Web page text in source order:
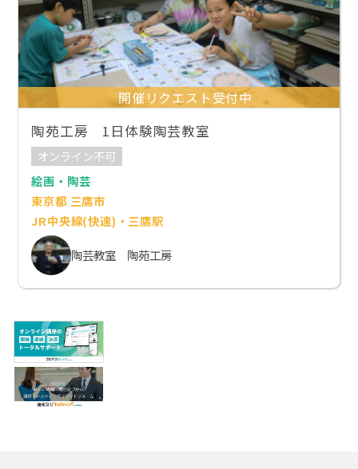
開催リクエスト受付中
陶苑工房 1日体験陶芸教室
オンライン不可
絵画・陶芸
東京都 三鷹市
JR中央線(快速)・三鷹駅
陶芸教室 陶苑工房